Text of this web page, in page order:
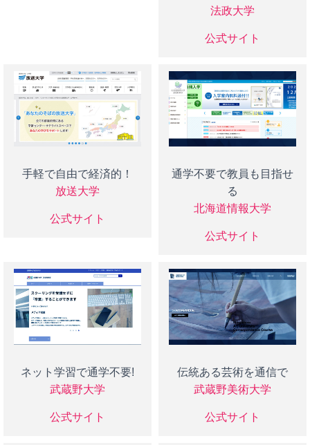
法政大学
公式サイト
手軽で自由で経済的！
放送大学
公式サイト
通学不要で教員も目指せ
る
北海道情報大学
公式サイト
ネット学習で通学不要!
武蔵野大学
公式サイト
伝統ある芸術を通信で
武蔵野美術大学
公式サイト